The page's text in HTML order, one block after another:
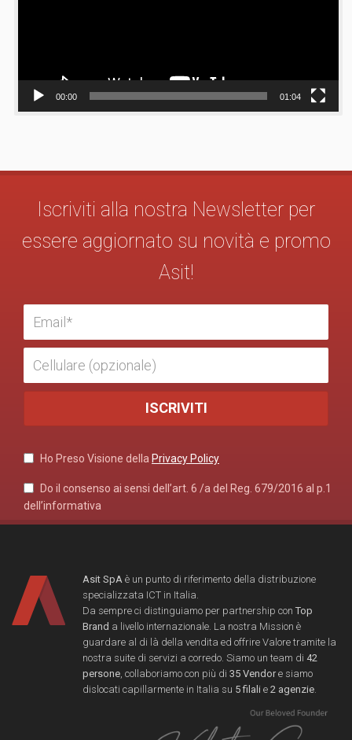
00:00 01:04
Iscriviti alla nostra Newsletter per
essere aggiornato su novità e promo
Asit!
Ho Preso Visione della Privacy Policy
Do il consenso ai sensi dell’art. 6 /a del Reg. 679/2016 al p.1
dell’informativa
Asit SpA è un punto di riferimento della distribuzione
specializzata ICT in Italia.
Da sempre ci distinguiamo per partnership con Top
Brand a livello internazionale. La nostra Mission è
guardare al di là della vendita ed offrire Valore tramite la
nostra suite di servizi a corredo. Siamo un team di 42
persone , collaboriamo con più di 35 Vendore siamo
dislocati capillarmente in Italia su 5 filali e 2 agenzie